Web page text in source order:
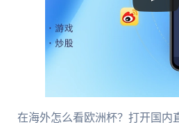
在海外怎么看欧洲杯？打开国内